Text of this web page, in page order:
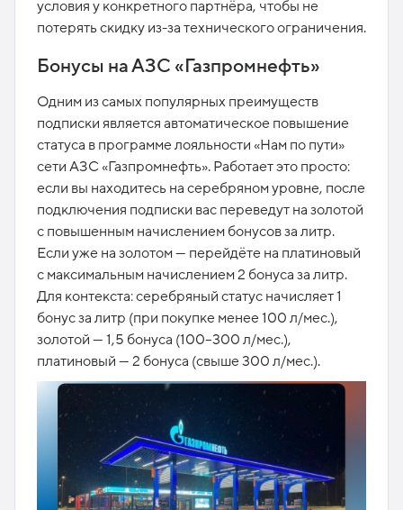
условия у конкретного партнёра, чтобы не
потерять скидку из-за технического ограничения.​
Бонусы на АЗС «Газпромнефть»
Одним из самых популярных преимуществ
подписки является автоматическое повышение
статуса в программе лояльности «Нам по пути»
сети АЗС «Газпромнефть». Работает это просто:
если вы находитесь на серебряном уровне, после
подключения подписки вас переведут на золотой
с повышенным начислением бонусов за литр.
Если уже на золотом — перейдёте на платиновый
с максимальным начислением 2 бонуса за литр.
Для контекста: серебряный статус начисляет 1
бонус за литр (при покупке менее 100 л/мес.),
золотой — 1,5 бонуса (100–300 л/мес.),
платиновый — 2 бонуса (свыше 300 л/мес.).